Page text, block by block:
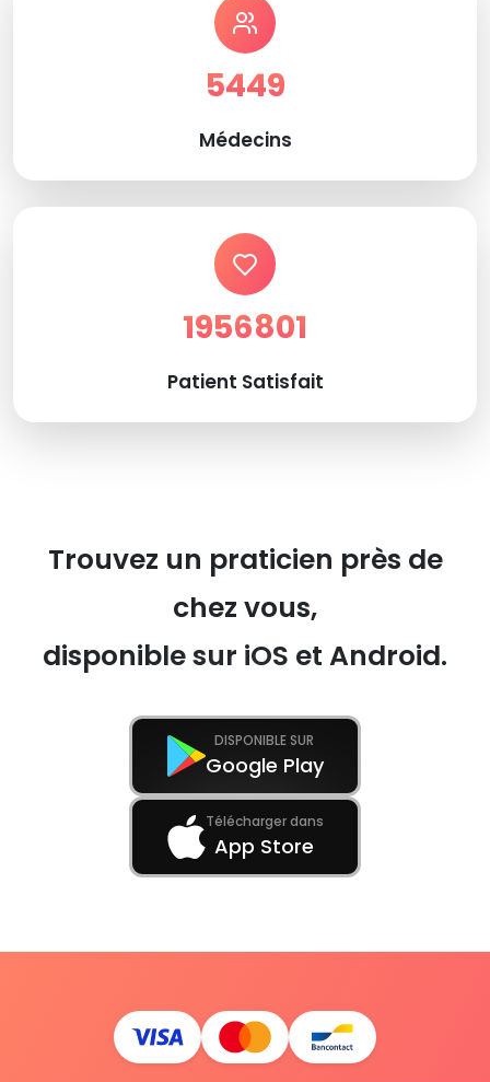
5449
Médecins
1956801
Patient Satisfait
Trouvez un praticien près de
chez vous,
disponible sur iOS et Android.
DISPONIBLE SUR
Google Play
Télécharger dans
App Store